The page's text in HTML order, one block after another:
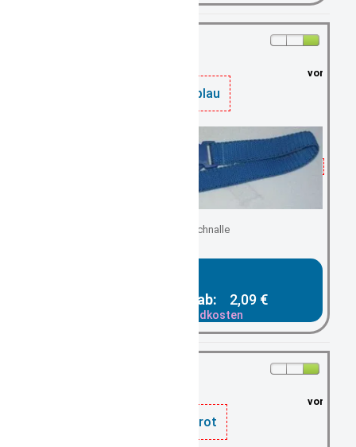
vorrätig: 5
Gürtel blau
mit Steckschnalle
Gesamtpreis ab: 2,09 €
zzgl. Versandkosten
vorrätig: 5
Gürtel rot